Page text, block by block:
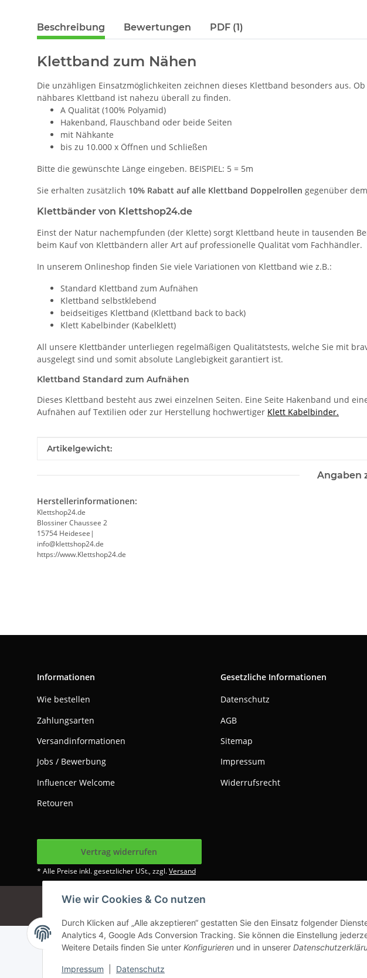
Wie wir Cookies & Co nutzen
Durch Klicken auf „Alle akzeptieren“ gestatten Sie den Einsatz folgender
Analytics 4, Google Ads Conversion Tracking. Sie können die Einstellung
Weitere Details finden Sie unter Konfigurieren und in unserer
Impressum Datenschutz
Beschreibung Bewertungen PDF (1)
Klettband zum Nähen
Die unzähligen Einsatzmöglichkeiten zeichnen dieses Klettband besonders aus.
nähbares Klettband ist nahezu überall zu finden.
A Qualität (100% Polyamid)
Hakenband, Flauschband oder beide Seiten
mit Nähkante
bis zu 10.000 x Öffnen und Schließen
Bitte die gewünschte Länge eingeben. BEISPIEL: 5 = 5m
Sie erhalten zusätzlich 10% Rabatt auf alle Klettband Doppelrollen gegenüber
Klettbänder von Klettshop24.de
Einst der Natur nachempfunden (der Klette) sorgt Klettband heute in tausenden
beim Kauf von Klettbändern aller Art auf professionelle Qualität vom Fachhändler.
In unserem Onlineshop finden Sie viele Variationen von Klettband wie z.B.:
Standard Klettband zum Aufnähen
Klettband selbstklebend
beidseitiges Klettband (Klettband back to back)
Klett Kabelbinder (Kabelklett)
All unsere Klettbänder unterliegen regelmäßigen Qualitätstests, welche Sie mit
ausgelegt sind und somit absolute Langlebigkeit garantiert ist.
Klettband Standard zum Aufnähen
Dieses Klettband besteht aus zwei einzelnen Seiten. Eine Seite Hakenband und
Aufnähen auf Textilien oder zur Herstellung hochwertiger Klett Kabelbinder.
Produkteigenschaft
Wert
Artikelgewicht:
Angaben
Herstellerinformationen:
Klettshop24.de
Blossiner Chaussee 2
15754 Heidesee|
info@klettshop24.de
https://www.Klettshop24.de
Informationen
Wie bestellen
Zahlungsarten
Versandinformationen
Jobs / Bewerbung
Influencer Welcome
Retouren
Gesetzliche Informationen
Datenschutz
AGB
Sitemap
Impressum
Widerrufsrecht
Vertrag widerrufen
* Alle Preise inkl. gesetzlicher USt., zzgl.Versand
Google Analytics deaktivieren